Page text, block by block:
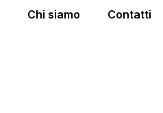
Chi siamo Contatti